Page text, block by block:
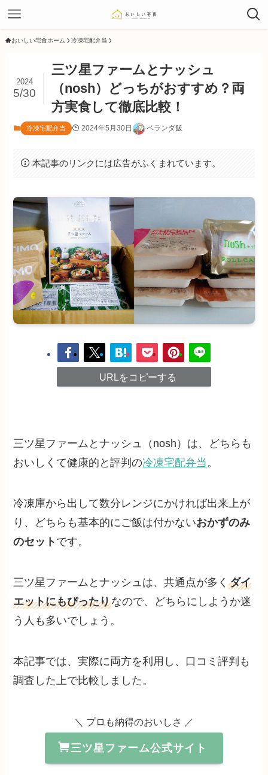
おいしい宅食ホーム 冷凍宅配弁当
三ツ星ファームとナッシュ
（nosh）どっちがおすすめ？両
方実食して徹底比較！
2024
5/30
冷凍宅配弁当 2024年5月30日 ベランダ飯
本記事のリンクには広告がふくまれています。
URLをコピーする
三ツ星ファームとナッシュ（nosh）は、どちらも
おいしくて健康的と評判の冷凍宅配弁当。
冷凍庫から出して数分レンジにかければ出来上が
り、どちらも基本的にご飯は付かないおかずのみ
のセット です。
三ツ星ファームとナッシュは、共通点が多くダイ
エットにもぴったりなので、どちらにしようか迷
う人も多いでしょう。
本記事では、実際に両方を利用し、口コミ評判も
調査した上で比較しました。
＼ プロも納得のおいしさ ／
三ツ星ファーム公式サイト